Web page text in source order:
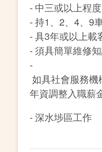
- 中三或以上程度
- 持1、2、4、9
- 具3年或以上載
- 須具簡單維修
-
如具社會服務
年資調整入職薪
- 深水埗區工作